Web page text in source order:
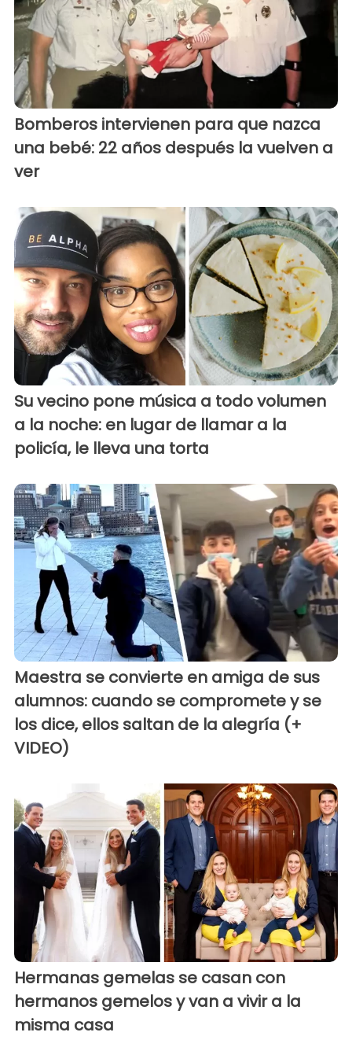
Bomberos intervienen para que nazca
una bebé: 22 años después la vuelven a
ver
Su vecino pone música a todo volumen
a la noche: en lugar de llamar a la
policía, le lleva una torta
Maestra se convierte en amiga de sus
alumnos: cuando se compromete y se
los dice, ellos saltan de la alegría (+
VIDEO)
Hermanas gemelas se casan con
hermanos gemelos y van a vivir a la
misma casa